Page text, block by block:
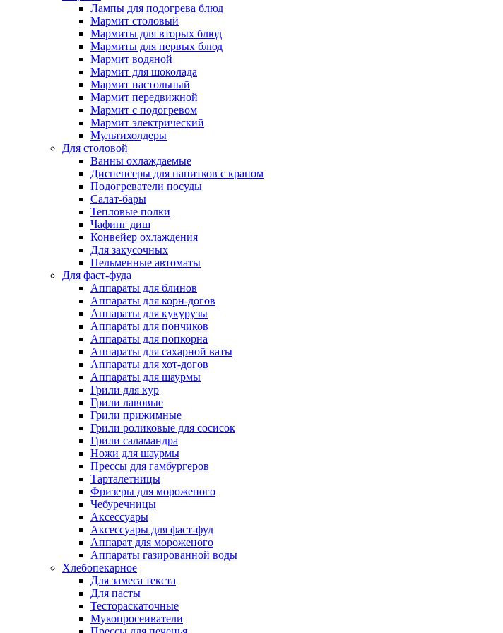
Лампы для подогрева блюд
Мармит столовый
Мармиты для вторых блюд
Мармиты для первых блюд
Мармит водяной
Мармит для шоколада
Мармит настольный
Мармит передвижной
Мармит с подогревом
Мармит электрический
Мультихолдеры
Для столовой
Ванны охлаждаемые
Диспенсеры для напитков с краном
Подогреватели посуды
Салат-бары
Тепловые полки
Чафинг диш
Конвейер охлаждения
Для закусочных
Пельменные автоматы
Для фаст-фуда
Аппараты для блинов
Аппараты для корн-догов
Аппараты для кукурузы
Аппараты для пончиков
Аппараты для попкорна
Аппараты для сахарной ваты
Аппараты для хот-догов
Аппараты для шаурмы
Грили для кур
Грили лавовые
Грили прижимные
Грили роликовые для сосисок
Грили саламандра
Ножи для шаурмы
Прессы для гамбургеров
Тарталетницы
Фризеры для мороженого
Чебуречницы
Аксессуары
Аксессуары для фаст-фуд
Аппарат для мороженого
Аппараты газированной воды
Хлебопекарное
Для замеса текста
Для пасты
Тестораскаточные
Мукопросеиватели